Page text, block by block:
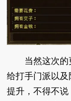
当然这次的
给打手门派以
提升，不得不